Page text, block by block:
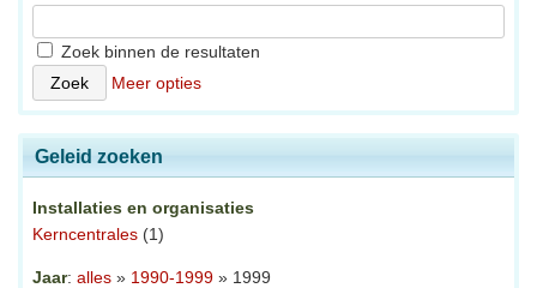
Zoek binnen de resultaten
Meer opties
Geleid zoeken
Installaties en organisaties
Kerncentrales (1)
Jaar: alles » 1990-1999 » 1999